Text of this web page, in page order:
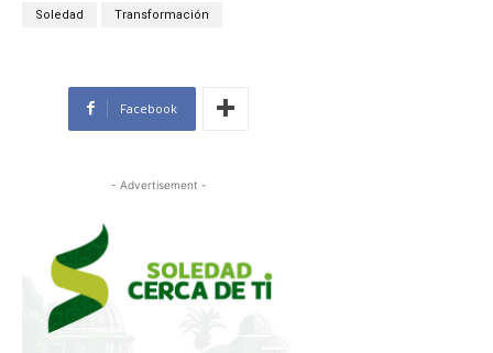
Soledad Transformación
Facebook
- Advertisement -